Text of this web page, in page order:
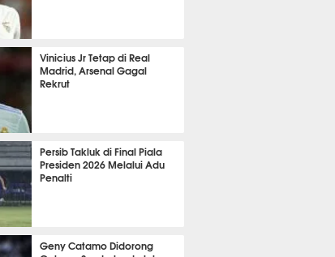
lalu
Vinicius Jr Tetap di Real
Madrid, Arsenal Gagal
Rekrut
lalu
Persib Takluk di Final Piala
Presiden 2026 Melalui Adu
Penalti
lalu
Geny Catamo Didorong